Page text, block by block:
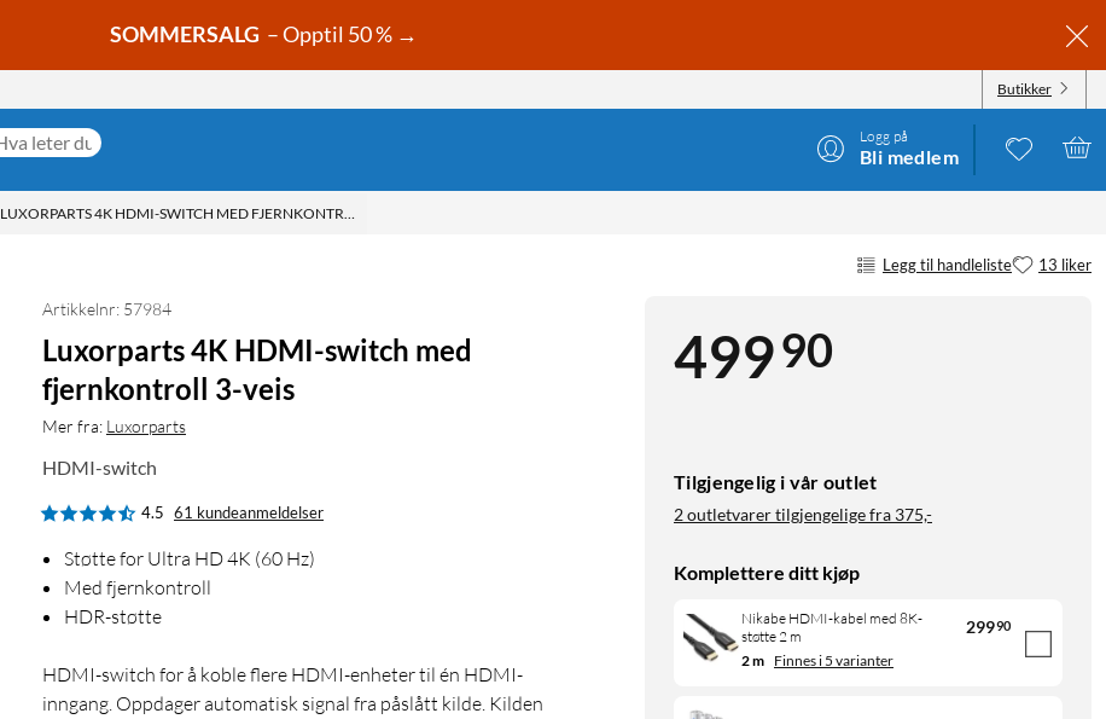
SOMMERSALG – Opptil 50 % →
Butikker
Logg på
Bli medlem
LUXORPARTS 4K HDMI-SWITCH MED FJERNKONTROLL 3-VEIS
Legg til handleliste 13 liker
49990
Tilgjengelig i vår outlet
2 outletvarer tilgjengelige fra 375,-
Komplettere ditt kjøp
Nikabe HDMI-kabel med 8K-
støtte 2 m
29990
2 m Finnes i 5 varianter
Artikkelnr: 57984
Luxorparts 4K HDMI-switch med
fjernkontroll 3-veis
Mer fra: Luxorparts
HDMI-switch
4.5 61 kundeanmeldelser
Støtte for Ultra HD 4K (60 Hz)
Med fjernkontroll
HDR-støtte
HDMI-switch for å koble flere HDMI-enheter til én HDMI-
inngang. Oppdager automatisk signal fra påslått kilde. Kilden